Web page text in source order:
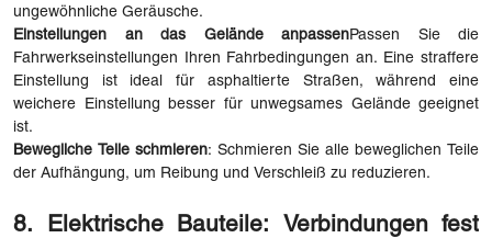
ungewöhnliche Geräusche.
Einstellungen an das Gelände anpassenPassen Sie die
Fahrwerkseinstellungen Ihren Fahrbedingungen an. Eine straffere
Einstellung ist ideal für asphaltierte Straßen, während eine
weichere Einstellung besser für unwegsames Gelände geeignet
ist.
Bewegliche Teile schmieren: Schmieren Sie alle beweglichen Teile
der Aufhängung, um Reibung und Verschleiß zu reduzieren.
8. Elektrische Bauteile: Verbindungen fest